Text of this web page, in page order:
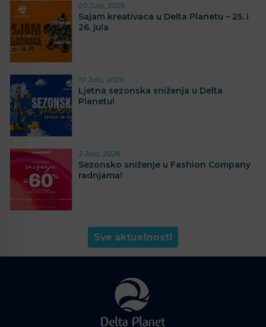
20 Jula, 2026
Sajam kreativaca u Delta Planetu – 25. i
26. jula
10 Jula, 2026
Ljetna sezonska sniženja u Delta
Planetu!
3 Jula, 2026
Sezonsko sniženje u Fashion Company
radnjama!
Sve aktuelnosti